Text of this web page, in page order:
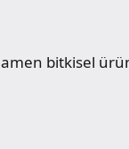
bitkisel